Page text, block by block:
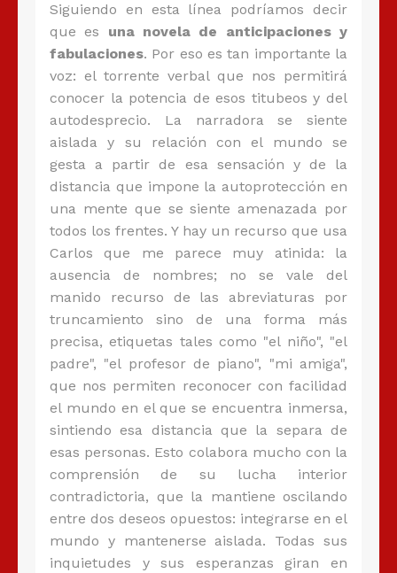
Siguiendo en esta línea podríamos decir
que es una novela de anticipaciones y
fabulaciones. Por eso es tan importante la
voz: el torrente verbal que nos permitirá
conocer la potencia de esos titubeos y del
autodesprecio. La narradora se siente
aislada y su relación con el mundo se
gesta a partir de esa sensación y de la
distancia que impone la autoprotección en
una mente que se siente amenazada por
todos los frentes. Y hay un recurso que usa
Carlos que me parece muy atinida: la
ausencia de nombres; no se vale del
manido recurso de las abreviaturas por
truncamiento sino de una forma más
precisa, etiquetas tales como "el niño", "el
padre", "el profesor de piano", "mi amiga",
que nos permiten reconocer con facilidad
el mundo en el que se encuentra inmersa,
sintiendo esa distancia que la separa de
esas personas. Esto colabora mucho con la
comprensión de su lucha interior
contradictoria, que la mantiene oscilando
entre dos deseos opuestos: integrarse en el
mundo y mantenerse aislada. Todas sus
inquietudes y sus esperanzas giran en